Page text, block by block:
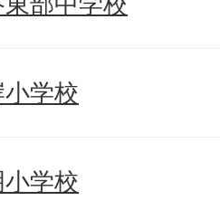
学校
学校